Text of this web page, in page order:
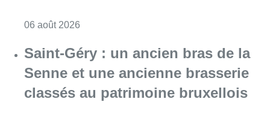
06 août 2026
Saint-Géry : un ancien bras de la
Senne et une ancienne brasserie
classés au patrimoine bruxellois